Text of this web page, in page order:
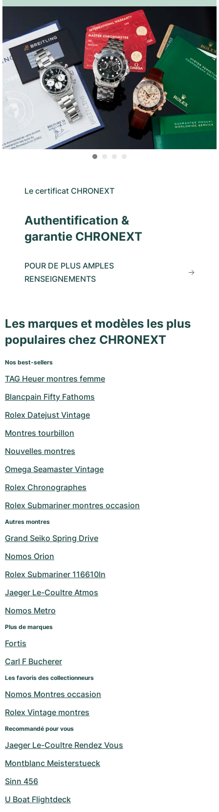
Le certificat CHRONEXT
Authentification &
garantie CHRONEXT
POUR DE PLUS AMPLES
RENSEIGNEMENTS
Les marques et modèles les plus
populaires chez CHRONEXT
Nos best-sellers
TAG Heuer montres femme
Blancpain Fifty Fathoms
Rolex Datejust Vintage
Montres tourbillon
Nouvelles montres
Omega Seamaster Vintage
Rolex Chronographes
Rolex Submariner montres occasion
Autres montres
Grand Seiko Spring Drive
Nomos Orion
Rolex Submariner 116610ln
Jaeger Le-Coultre Atmos
Nomos Metro
Plus de marques
Fortis
Carl F Bucherer
Les favoris des collectionneurs
Nomos Montres occasion
Rolex Vintage montres
Recommandé pour vous
Jaeger Le-Coultre Rendez Vous
Montblanc Meisterstueck
Sinn 456
U Boat Flightdeck